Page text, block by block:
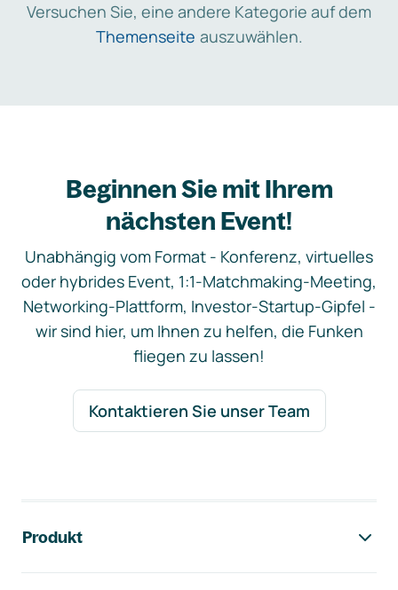
Versuchen Sie, eine andere Kategorie auf dem
Themenseite auszuwählen.
Beginnen Sie mit Ihrem
nächsten Event!
Unabhängig vom Format - Konferenz, virtuelles
oder hybrides Event, 1:1-Matchmaking-Meeting,
Networking-Plattform, Investor-Startup-Gipfel -
wir sind hier, um Ihnen zu helfen, die Funken
fliegen zu lassen!
Kontaktieren Sie unser Team
Produkt